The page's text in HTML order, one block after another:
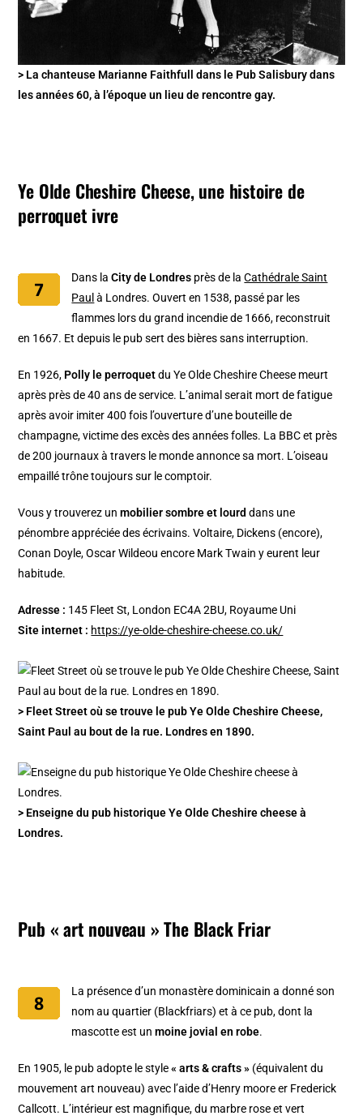
> La chanteuse Marianne Faithfull dans le Pub Salisbury dans
les années 60, à l’époque un lieu de rencontre gay.
Ye Olde Cheshire Cheese, une histoire de
perroquet ivre
Dans laCity de Londres près de laCathédrale Saint
Paul à Londres. Ouvert en 1538, passé par les
flammes lors du grand incendie de 1666, reconstruit
en 1667. Et depuis le pub sert des bières sans interruption.
En 1926, Polly le perroquetdu Ye Olde Cheshire Cheese meurt
après près de 40 ans de service. L’animal serait mort de fatigue
après avoir imiter 400 fois l’ouverture d’une bouteille de
champagne, victime des excès des années folles. La BBC et près
de 200 journaux à travers le monde annonce sa mort. L’oiseau
empaillé trône toujours sur le comptoir.
Vous y trouverez unmobilier sombre et lourd dans une
pénombre appréciée des écrivains. Voltaire, Dickens (encore),
Conan Doyle, Oscar Wildeou encore Mark Twain y eurent leur
habitude.
Adresse : 145 Fleet St, London EC4A 2BU, Royaume­ Uni
Site internet : https://ye-olde-cheshire-cheese.co.uk/
> Fleet Street où se trouve le pub Ye Olde Cheshire Cheese,
Saint Paul au bout de la rue. Londres en 1890.
> Enseigne du pub historique Ye Olde Cheshire cheese à
Londres.
Pub « art nouveau » The Black Friar
La présence d’un monastère dominicain a donné son
nom au quartier (Blackfriars) et à ce pub, dont la
mascotte est unmoine jovial en robe.
En 1905, le pub adopte le style« arts & crafts » (équivalent du
mouvement art nouveau) avec l’aide d’Henry moore er Frederick
Callcott. L’intérieur est magnifique, du marbre rose et vert